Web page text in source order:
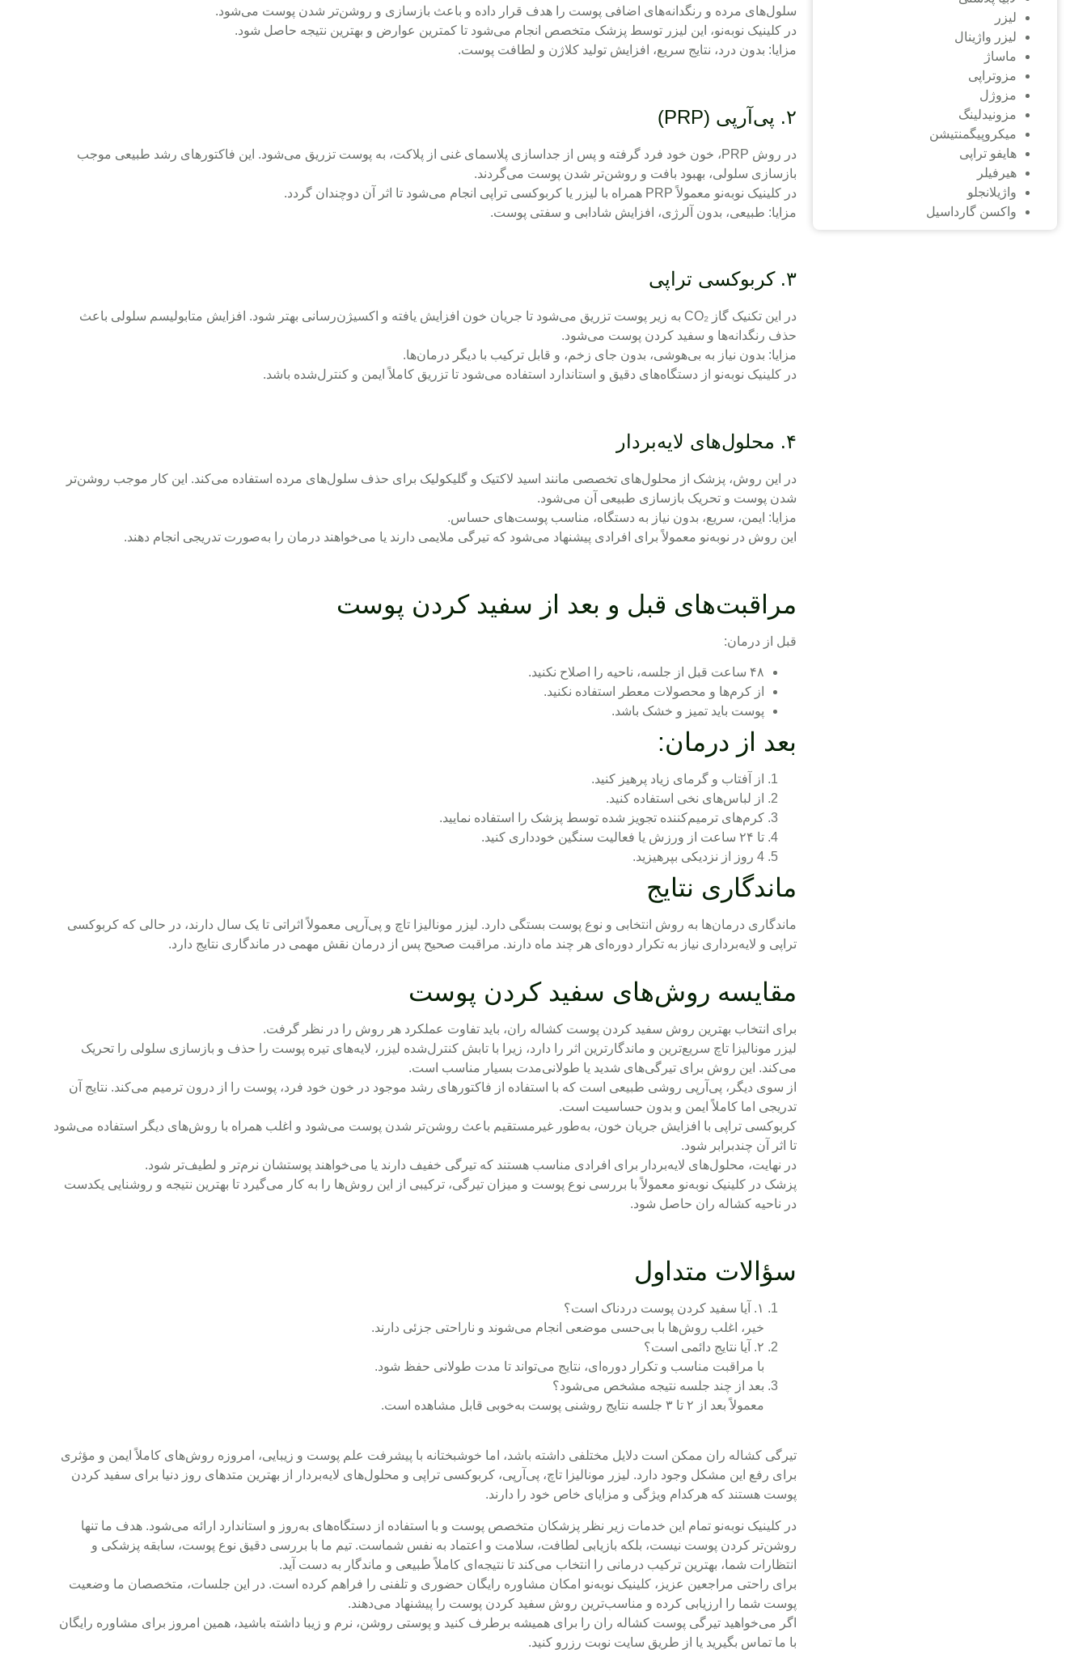
لیزر
لیزر واژینال
ماساژ
مزوتراپی
مزوژل
مزونیدلینگ
میکروپیگمنتیشن
هایفو تراپی
هیرفیلر
واژیلانجلو
واکسن گارداسیل
سلول‌های مرده و رنگدانه‌های اضافی پوست را هدف قرار داده و باعث بازسازی و روشن‌تر شدن پوست می‌شود.
در کلینیک نوبه‌نو، این لیزر توسط پزشک متخصص انجام می‌شود تا کمترین عوارض و بهترین نتیجه حاصل شود.
مزایا: بدون درد، نتایج سریع، افزایش تولید کلاژن و لطافت پوست.
۲. پی‌آر‌پی (PRP)
در روش PRP، خون خود فرد گرفته و پس از جداسازی پلاسمای غنی از پلاکت، به پوست تزریق می‌شود. این فاکتورهای رشد طبیعی موجب
بازسازی سلولی، بهبود بافت و روشن‌تر شدن پوست می‌گردند.
در کلینیک نوبه‌نو معمولاً PRP همراه با لیزر یا کربوکسی تراپی انجام می‌شود تا اثر آن دوچندان گردد.
مزایا: طبیعی، بدون آلرژی، افزایش شادابی و سفتی پوست.
۳. کربوکسی تراپی
در این تکنیک گاز CO₂ به زیر پوست تزریق می‌شود تا جریان خون افزایش یافته و اکسیژن‌رسانی بهتر شود. افزایش متابولیسم سلولی باعث
حذف رنگدانه‌ها و سفید کردن پوست می‌شود.
مزایا: بدون نیاز به بی‌هوشی، بدون جای زخم، و قابل ترکیب با دیگر درمان‌ها.
در کلینیک نوبه‌نو از دستگاه‌های دقیق و استاندارد استفاده می‌شود تا تزریق کاملاً ایمن و کنترل‌شده باشد.
۴. محلول‌های لایه‌بردار
در این روش، پزشک از محلول‌های تخصصی مانند اسید لاکتیک و گلیکولیک برای حذف سلول‌های مرده استفاده می‌کند. این کار موجب روشن‌تر
شدن پوست و تحریک بازسازی طبیعی آن می‌شود.
مزایا: ایمن، سریع، بدون نیاز به دستگاه، مناسب پوست‌های حساس.
این روش در نوبه‌نو معمولاً برای افرادی پیشنهاد می‌شود که تیرگی ملایمی دارند یا می‌خواهند درمان را به‌صورت تدریجی انجام دهند.
مراقبت‌های قبل و بعد از سفید کردن پوست
قبل از درمان:
۴۸ ساعت قبل از جلسه، ناحیه را اصلاح نکنید.
از کرم‌ها و محصولات معطر استفاده نکنید.
پوست باید تمیز و خشک باشد.
بعد از درمان:
از آفتاب و گرمای زیاد پرهیز کنید.
از لباس‌های نخی استفاده کنید.
کرم‌های ترمیم‌کننده تجویز شده توسط پزشک را استفاده نمایید.
تا ۲۴ ساعت از ورزش یا فعالیت سنگین خودداری کنید.
4 روز از نزدیکی بپرهیزید.
ماندگاری نتایج
ماندگاری درمان‌ها به روش انتخابی و نوع پوست بستگی دارد. لیزر مونالیزا تاچ و پی‌آر‌پی معمولاً اثراتی تا یک سال دارند، در حالی که کربوکسی
تراپی و لایه‌برداری نیاز به تکرار دوره‌ای هر چند ماه دارند. مراقبت صحیح پس از درمان نقش مهمی در ماندگاری نتایج دارد.
مقایسه روش‌های سفید کردن پوست
برای انتخاب بهترین روش سفید کردن پوست کشاله ران، باید تفاوت عملکرد هر روش را در نظر گرفت.
لیزر مونالیزا تاچ سریع‌ترین و ماندگارترین اثر را دارد، زیرا با تابش کنترل‌شده لیزر، لایه‌های تیره پوست را حذف و بازسازی سلولی را تحریک
می‌کند. این روش برای تیرگی‌های شدید یا طولانی‌مدت بسیار مناسب است.
از سوی دیگر، پی‌آر‌پی روشی طبیعی است که با استفاده از فاکتورهای رشد موجود در خون خود فرد، پوست را از درون ترمیم می‌کند. نتایج آن
تدریجی اما کاملاً ایمن و بدون حساسیت است.
کربوکسی تراپی با افزایش جریان خون، به‌طور غیرمستقیم باعث روشن‌تر شدن پوست می‌شود و اغلب همراه با روش‌های دیگر استفاده می‌شود
تا اثر آن چندبرابر شود.
در نهایت، محلول‌های لایه‌بردار برای افرادی مناسب هستند که تیرگی خفیف دارند یا می‌خواهند پوستشان نرم‌تر و لطیف‌تر شود.
پزشک در کلینیک نوبه‌نو معمولاً با بررسی نوع پوست و میزان تیرگی، ترکیبی از این روش‌ها را به کار می‌گیرد تا بهترین نتیجه و روشنایی یکدست
در ناحیه کشاله ران حاصل شود.
سؤالات متداول
۱. آیا سفید کردن پوست دردناک است؟
خیر، اغلب روش‌ها با بی‌حسی موضعی انجام می‌شوند و ناراحتی جزئی دارند.
۲. آیا نتایج دائمی است؟
با مراقبت مناسب و تکرار دوره‌ای، نتایج می‌تواند تا مدت طولانی حفظ شود.
بعد از چند جلسه نتیجه مشخص می‌شود؟
معمولاً بعد از ۲ تا ۳ جلسه نتایج روشنی پوست به‌خوبی قابل مشاهده است.
تیرگی کشاله ران ممکن است دلایل مختلفی داشته باشد، اما خوشبختانه با پیشرفت علم پوست و زیبایی، امروزه روش‌های کاملاً ایمن و مؤثری
برای رفع این مشکل وجود دارد. لیزر مونالیزا تاچ، پی‌آر‌پی، کربوکسی تراپی و محلول‌های لایه‌بردار از بهترین متدهای روز دنیا برای سفید کردن
پوست هستند که هرکدام ویژگی و مزایای خاص خود را دارند.
در کلینیک نوبه‌نو تمام این خدمات زیر نظر پزشکان متخصص پوست و با استفاده از دستگاه‌های به‌روز و استاندارد ارائه می‌شود. هدف ما تنها
روشن‌تر کردن پوست نیست، بلکه بازیابی لطافت، سلامت و اعتماد به نفس شماست. تیم ما با بررسی دقیق نوع پوست، سابقه پزشکی و
انتظارات شما، بهترین ترکیب درمانی را انتخاب می‌کند تا نتیجه‌ای کاملاً طبیعی و ماندگار به دست آید.
برای راحتی مراجعین عزیز، کلینیک نوبه‌نو امکان مشاوره رایگان حضوری و تلفنی را فراهم کرده است. در این جلسات، متخصصان ما وضعیت
پوست شما را ارزیابی کرده و مناسب‌ترین روش سفید کردن پوست را پیشنهاد می‌دهند.
اگر می‌خواهید تیرگی پوست کشاله ران را برای همیشه برطرف کنید و پوستی روشن، نرم و زیبا داشته باشید، همین امروز برای مشاوره رایگان
با ما تماس بگیرید یا از طریق سایت نوبت رزرو کنید.